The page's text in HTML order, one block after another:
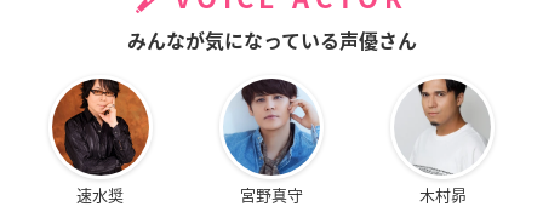
みんなが気になっている声優さん
速水奨 宮野真守 木村昴